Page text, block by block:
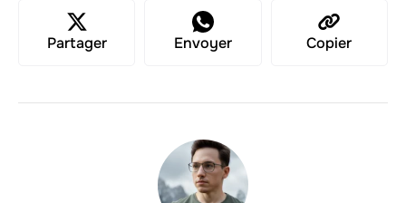
Partager Envoyer Copier